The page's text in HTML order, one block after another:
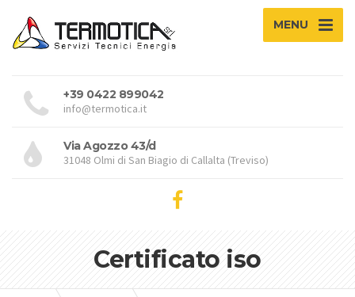
MENU
+39 0422 899042
info@termotica.it
Via Agozzo 43/d
31048 Olmi di San Biagio di Callalta (Treviso)
Certificato iso